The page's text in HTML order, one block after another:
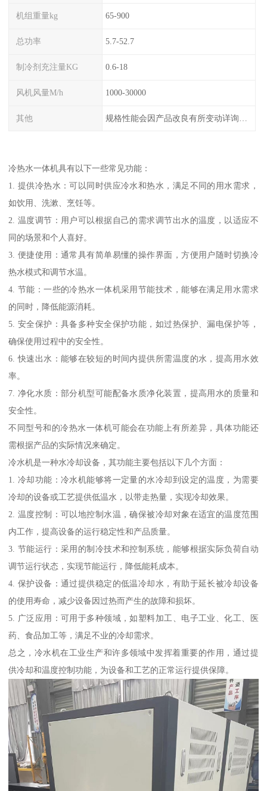
机组重量kg 65-900
总功率 5.7-52.7
制冷剂充注量KG 0.6-18
风机风量M/h 1000-30000
其他
冷热水一体机具有以下一些常见功能：
1. 提供冷热水：可以同时供应冷水和热水，满足不同的用水需求，
如饮用、洗漱、烹饪等。
2. 温度调节：用户可以根据自己的需求调节出水的温度，以适应不
同的场景和个人喜好。
3. 便捷使用：通常具有简单易懂的操作界面，方便用户随时切换冷
热水模式和调节水温。
4. 节能：一些的冷热水一体机采用节能技术，能够在满足用水需求
的同时，降低能源消耗。
5. 安全保护：具备多种安全保护功能，如过热保护、漏电保护等，
确保使用过程中的安全性。
6. 快速出水：能够在较短的时间内提供所需温度的水，提高用水效
率。
7. 净化水质：部分机型可能配备水质净化装置，提高用水的质量和
安全性。
不同型号和的冷热水一体机可能会在功能上有所差异，具体功能还
需根据产品的实际情况来确定。
冷水机是一种水冷却设备，其功能主要包括以下几个方面：
1. 冷却功能：冷水机能够将一定量的水冷却到设定的温度，为需要
冷却的设备或工艺提供低温水，以带走热量，实现冷却效果。
2. 温度控制：可以地控制水温，确保被冷却对象在适宜的温度范围
内工作，提高设备的运行稳定性和产品质量。
3. 节能运行：采用的制冷技术和控制系统，能够根据实际负荷自动
调节运行状态，实现节能运行，降低能耗成本。
4. 保护设备：通过提供稳定的低温冷却水，有助于延长被冷却设备
的使用寿命，减少设备因过热而产生的故障和损坏。
5. 广泛应用：可用于多种领域，如塑料加工、电子工业、化工、医
药、食品加工等，满足不业的冷却需求。
总之，冷水机在工业生产和许多领域中发挥着重要的作用，通过提
供冷却和温度控制功能，为设备和工艺的正常运行提供保障。